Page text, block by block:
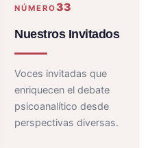
NÚMERO33
Nuestros Invitados
Voces invitadas que
enriquecen el debate
psicoanalítico desde
perspectivas diversas.